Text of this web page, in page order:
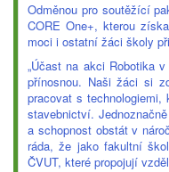
Odměnou pro soutěžící
CORE One+, kterou
moci i ostatní žáci školy
„Účast na akci Robotika
přínosnou. Naši žáci si
pracovat s
stavebnictví.
a schopnost obstát v
ráda, že jako fakultní
ČVUT, které propojují